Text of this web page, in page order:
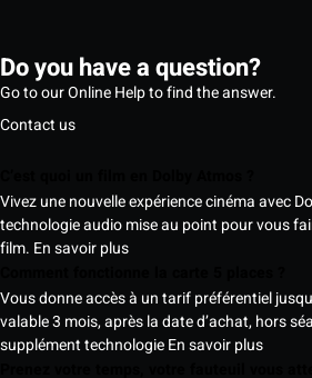
Do you have a question?
Go to our Online Help to find the answer.
Contact us
Vivez une nouvelle expérience cinéma avec
technologie audio mise au point pour vous
film. En savoir plus
Vous donne accès à un tarif préférentiel
valable 3 mois, après la date d’achat, hors
supplément technologieEn savoir plus